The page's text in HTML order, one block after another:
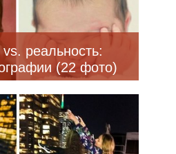
реальность:
(22 фото)